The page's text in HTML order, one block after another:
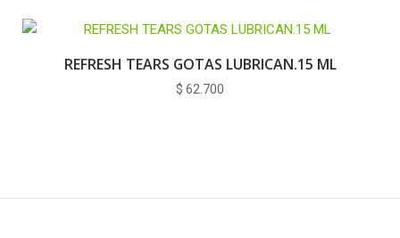
REFRESH TEARS GOTAS LUBRICAN.15 ML
$ 62.700